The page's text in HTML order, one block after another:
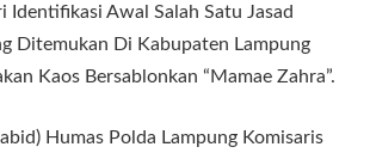
Identifikasi Awal Salah Satu Jasad
Ditemukan Di Kabupaten Lampung
Kaos Bersablonkan “Mamae Zahra”.
Humas Polda Lampung Komisaris